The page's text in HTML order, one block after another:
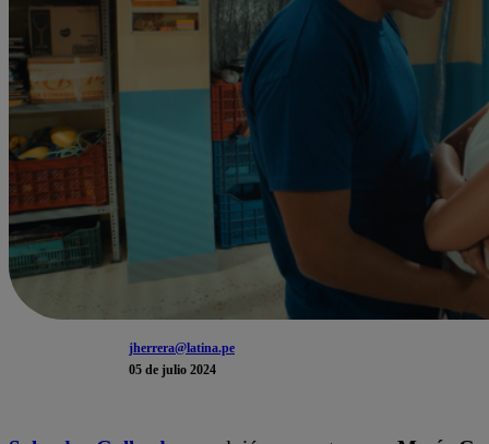
jherrera@latina.pe
05 de julio 2024